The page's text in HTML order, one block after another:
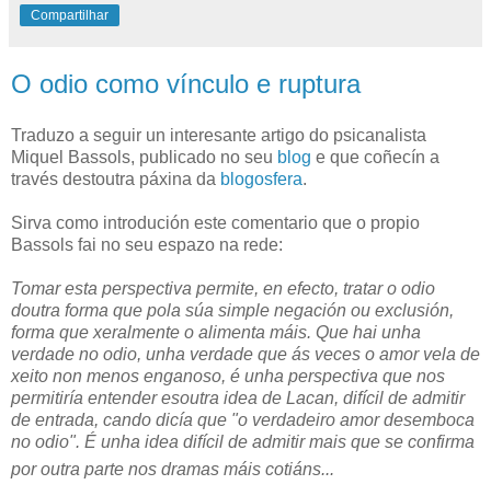
Compartilhar
O odio como vínculo e ruptura
Traduzo a seguir un interesante artigo do psicanalista
Miquel Bassols, publicado no seu blog e que coñecín a
través destoutra páxina da blogosfera.
Sirva como introdución este comentario que o propio
Bassols fai no seu espazo na rede:
Tomar esta perspectiva permite, en efecto, tratar o odio
doutra forma que pola súa simple negación ou exclusión,
forma que xeralmente o alimenta máis. Que hai unha
verdade no odio, unha verdade que ás veces o amor vela de
xeito non menos enganoso, é unha perspectiva que nos
permitiría entender esoutra idea de Lacan, difícil de admitir
de entrada, cando dicía que "o verdadeiro amor desemboca
no odio". É unha idea difícil de admitir mais que se confirma
por outra parte nos dramas máis cotiáns...